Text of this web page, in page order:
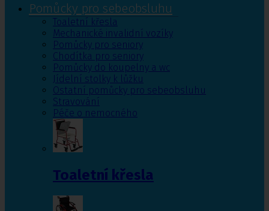
Pomůcky pro sebeobsluhu
Toaletní křesla
Mechanické invalidní vozíky
Pomůcky pro seniory
Chodítka pro seniory
Pomůcky do koupelny a wc
Jídelní stolky k lůžku
Ostatní pomůcky pro sebeobsluhu
Stravování
Péče o nemocného
Toaletní křesla